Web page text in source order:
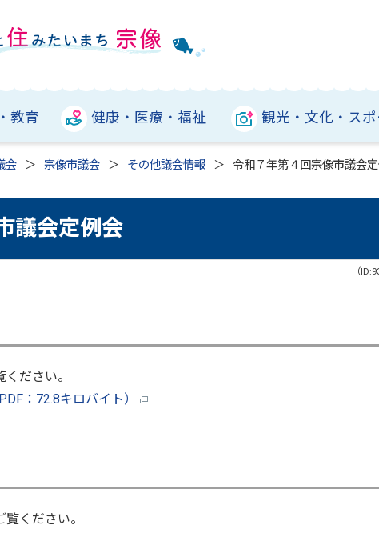
教育 健康・医療・福祉 観光・文化・ス
会 宗像市議会 その他議会情報 令和７年第４回宗像市議会
議会定例会
（
ださい。
：72.8キロバイト）
覧ください。